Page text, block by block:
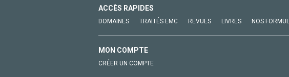
ACCÈS RAPIDES
DOMAINES TRAITÉS EMC REVUES LIVRES NOS
MON COMPTE
CRÉER UN COMPTE